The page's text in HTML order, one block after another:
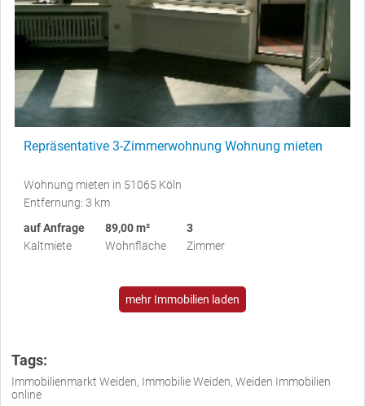
Repräsentative 3-Zimmerwohnung Wohnung mieten
Wohnung mieten in 51065 Köln
Entfernung: 3 km
auf Anfrage
Kaltmiete
89,00 m²
Wohnfläche
3
Zimmer
mehr Immobilien laden
Tags:
Immobilienmarkt Weiden, Immobilie Weiden, Weiden Immobilien
online